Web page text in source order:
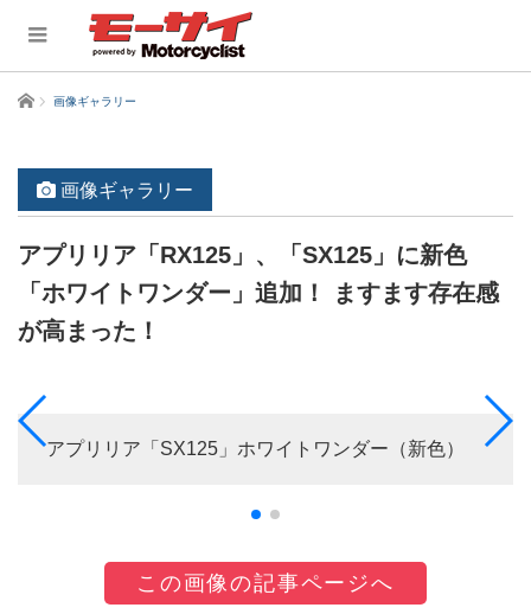
ホーム 画像ギャラリー
画像ギャラリー
アプリリア「RX125」、「SX125」に新色
「ホワイトワンダー」追加！ ますます存在感
が高まった！
アプリリア「SX125」ホワイトワンダー（新色）
この画像の記事ページへ